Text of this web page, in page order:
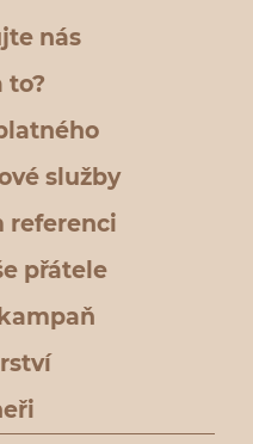
nás
to?
služby
referenci
přátele